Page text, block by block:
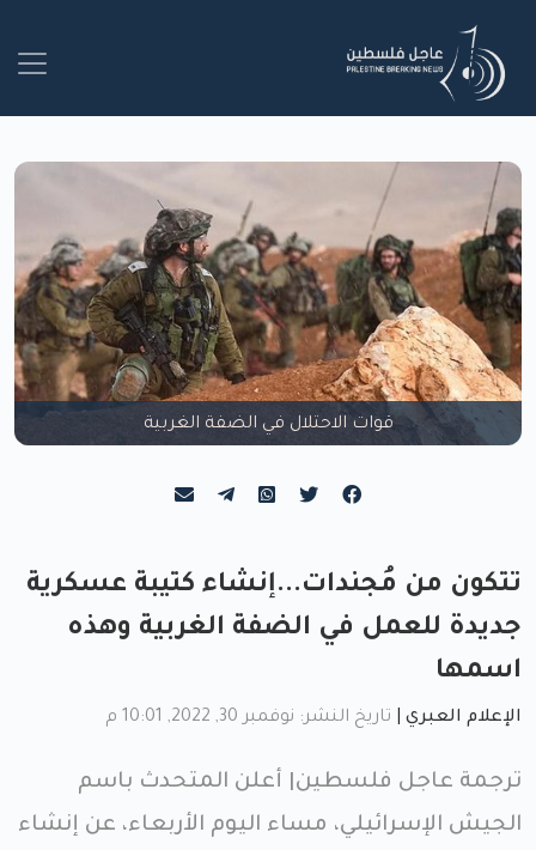
قوات الاحتلال في الضفة الغربية
تتكون من مُجندات...إنشاء كتيبة عسكرية
جديدة للعمل في الضفة الغربية وهذه
اسمها
الإعلام العبري تاريخ النشر: نوفمبر 30, 2022, 10:01 م
ترجمة عاجل فلسطين| أعلن المتحدث باسم
الجيش الإسرائيلي، مساء اليوم الأربعاء، عن إنشاء